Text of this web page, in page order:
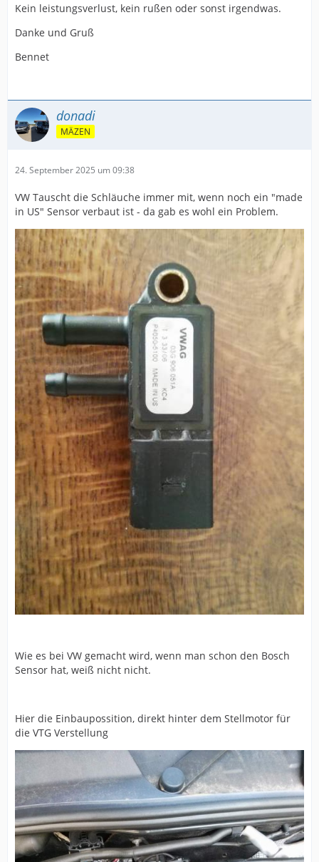
Kein leistungsverlust, kein rußen oder sonst irgendwas.
Danke und Gruß
Bennet
donadi
MÄZEN
24. September 2025 um 09:38
VW Tauscht die Schläuche immer mit, wenn noch ein "made
in US" Sensor verbaut ist - da gab es wohl ein Problem.
Wie es bei VW gemacht wird, wenn man schon den Bosch
Sensor hat, weiß nicht nicht.
Hier die Einbaupossition, direkt hinter dem Stellmotor für
die VTG Verstellung